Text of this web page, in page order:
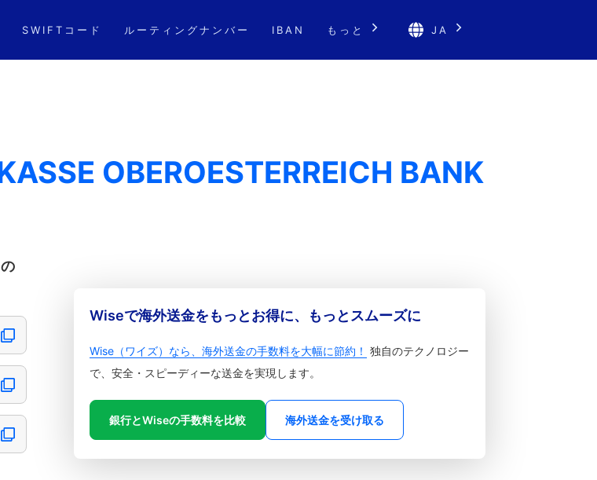
SWIFTコード ルーティングナンバー IBAN もっと JA
OBEROESTERREICH BANK
Wiseで海外送金をもっとお得に、もっとスムーズに
Wise（ワイズ）なら、海外送金の手数料を大幅に節約！ 独自のテクノロジー
で、安全・スピーディーな送金を実現します。
銀行とWiseの手数料を比較 海外送金を受け取る